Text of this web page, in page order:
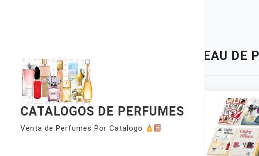
CATALOGOS DE PERFUMES
Venta de Perfumes Por Catalogo
EAU DE